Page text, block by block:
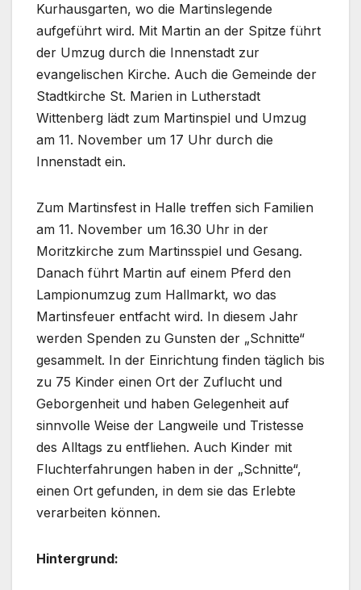
Kurhausgarten, wo die Martinslegende
aufgeführt wird. Mit Martin an der Spitze führt
der Umzug durch die Innenstadt zur
evangelischen Kirche. Auch die Gemeinde der
Stadtkirche St. Marien in Lutherstadt
Wittenberg lädt zum Martinspiel und Umzug
am 11. November um 17 Uhr durch die
Innenstadt ein.
Zum Martinsfest in Halle treffen sich Familien
am 11. November um 16.30 Uhr in der
Moritzkirche zum Martinsspiel und Gesang.
Danach führt Martin auf einem Pferd den
Lampionumzug zum Hallmarkt, wo das
Martinsfeuer entfacht wird. In diesem Jahr
werden Spenden zu Gunsten der „Schnitte“
gesammelt. In der Einrichtung finden täglich bis
zu 75 Kinder einen Ort der Zuflucht und
Geborgenheit und haben Gelegenheit auf
sinnvolle Weise der Langweile und Tristesse
des Alltags zu entfliehen. Auch Kinder mit
Fluchterfahrungen haben in der „Schnitte“,
einen Ort gefunden, in dem sie das Erlebte
verarbeiten können.
Hintergrund: